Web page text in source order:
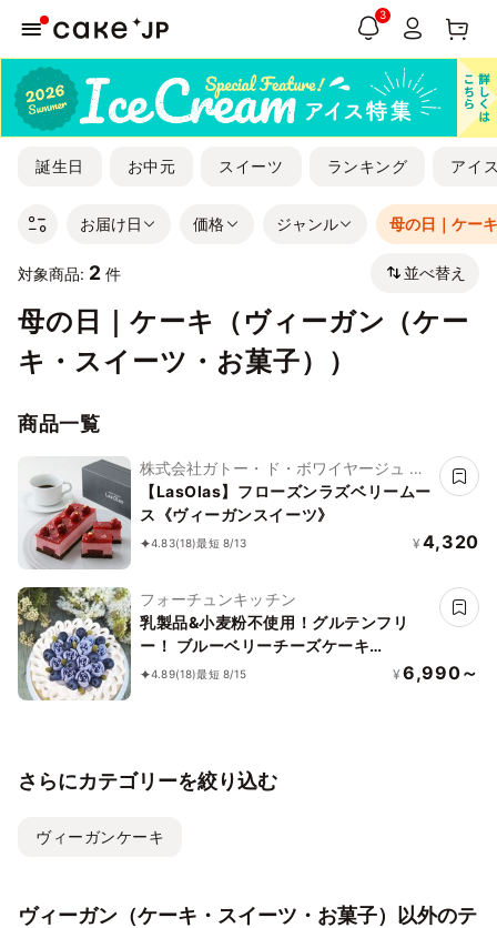
3
誕生日 お中元 スイーツ ランキング アイ
お届け日 価格 ジャンル 母の日｜ケー
対象商品: 2 件 並べ替え
母の日｜ケーキ（ヴィーガン（ケー
キ・スイーツ・お菓子））
商品一覧
株式会社ガトー・ド・ボワイヤージュ ブ
ランドLasolas
【LasOlas】フローズンラズベリームー
ス《ヴィーガンスイーツ》
4.83(18)最短 8/13 ¥ 4,320
フォーチュンキッチン
乳製品&小麦粉不使用！グルテンフリ
ー！ ブルーベリーチーズケーキ
15cm《ヴィーガンスイーツ・ヴィーガ
4.89(18)最短 8/15 ¥ 6,990～
さらにカテゴリーを絞り込む
ヴィーガンケーキ
ヴィーガン（ケーキ・スイーツ・お菓子）以外のテ